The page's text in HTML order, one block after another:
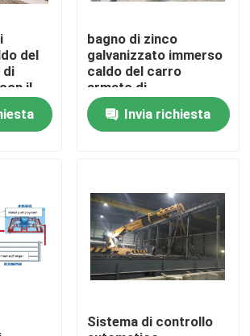
del
di
il
bagno di zinco
galvanizzato immerso
caldo del carro
armato di
7.0x1.2x2.2m per la
linea continua di
galvanizzazione
Invia richiesta
Sistema di controllo